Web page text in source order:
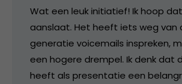
Wat een leuk initiatief! Ik hoop
aanslaat. Het heeft iets weg van
generatie voicemails inspreken,
een hogere drempel. Ik denk dat
heeft als presentatie een